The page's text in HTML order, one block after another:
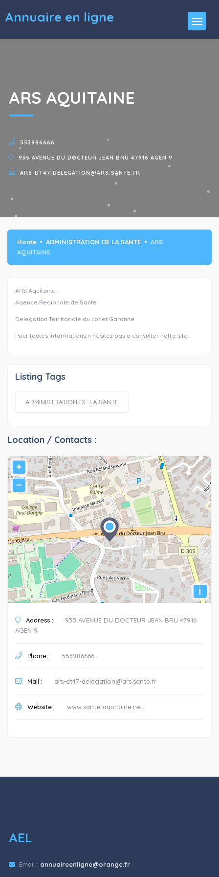
Annuaire en ligne
ARS AQUITAINE
553986666
935 AVENUE DU DOCTEUR JEAN BRU 47916 AGEN 9
ARS-DT47-DELEGATION@ARS.SANTE.FR
Home ADMINISTRATION DE LA SANTE
ARS
AQUITAINE
ARS Aquitaine
Agence Regionale de Sante
Delegation Territoriale du Lot et Garonne
Pour toutes informations,n hesitez pas a consulter notre site.
Listing Tags
ADMINISTRATION DE LA SANTE
Location / Contacts :
+
−
i
Address :
935 AVENUE DU DOCTEUR JEAN BRU 47916
AGEN 9
Phone : 553986666
Mail : ars-dt47-delegation@ars.sante.fr
Website : www.sante-aquitaine.net
AEL
Email : annuaireenligne@orange.fr